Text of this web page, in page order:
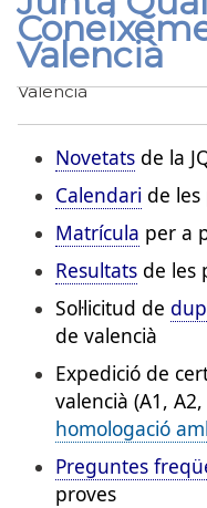
Valencià
Fil
Inici
Junta
Valencià
Novetats de la
Calendari de les
Matrícula per a
Resultats de les
Sol·licitud de
de valencià
Expedició de
valencià (A1,
homologació
Preguntes
proves